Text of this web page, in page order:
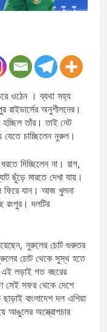
ওঠেন । ব্যথা সহ্য
অনুশীলনের।
তাঁর। তাই নেট
যেতে চাচ্ছিলেন নুরুল।
দিচ্ছিলেন না। রাগ,
ছুঁড়ে মারতে দেখা যায়।
ফিরে যান। আজ খুলনা
রংপুর। দলটির
নুরুলের চোট গুরুতর
চোট থেকে সুস্থ হতে
এই লড়াই গত বছরের
সেই সফর থেকে দেশে
বাংলাদেশ দল এশিয়া
আঙুলের অস্ত্রোপচার